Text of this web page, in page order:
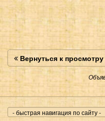
Вернуться к